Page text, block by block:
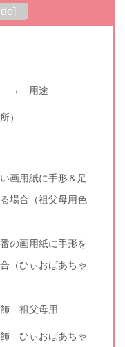
]
→ 用途
）
画用紙に手形＆足
場合（祖父母用色
の画用紙に手形を
（ひぃおばあちゃ
飾 祖父母用
飾 ひぃおばあちゃ